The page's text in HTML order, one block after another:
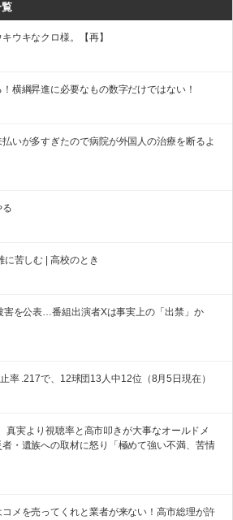
ウキなクロ様。【再】
！横綱昇進に必要なもの数字だけではない！
払いが多すぎたので病院が外国人の治療を断るよ
る
苦しむ | 高校のとき
害を公表…番組出演者Xは事実上の「出禁」か
率 .217で、12球団13人中12位（8月5日現在）
真実より視聴率と高市叩きが大事なオールドメ
・遺族への取材に怒り「極めて強い不満、苦情
メを売ってくれと業者が来ない！高市総理が許